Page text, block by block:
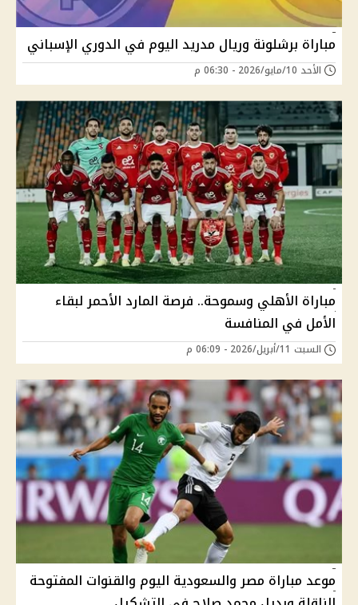
مباراة برشلونة وريال مدريد اليوم في الدوري الإسباني
الأحد 10/مايو/2026 - 06:30 م
مباراة الأهلي وسموحة.. فرصة المارد الأحمر لبقاء
الأمل في المنافسة
السبت 11/أبريل/2026 - 06:09 م
موعد مباراة مصر والسعودية اليوم والقنوات المفتوحة